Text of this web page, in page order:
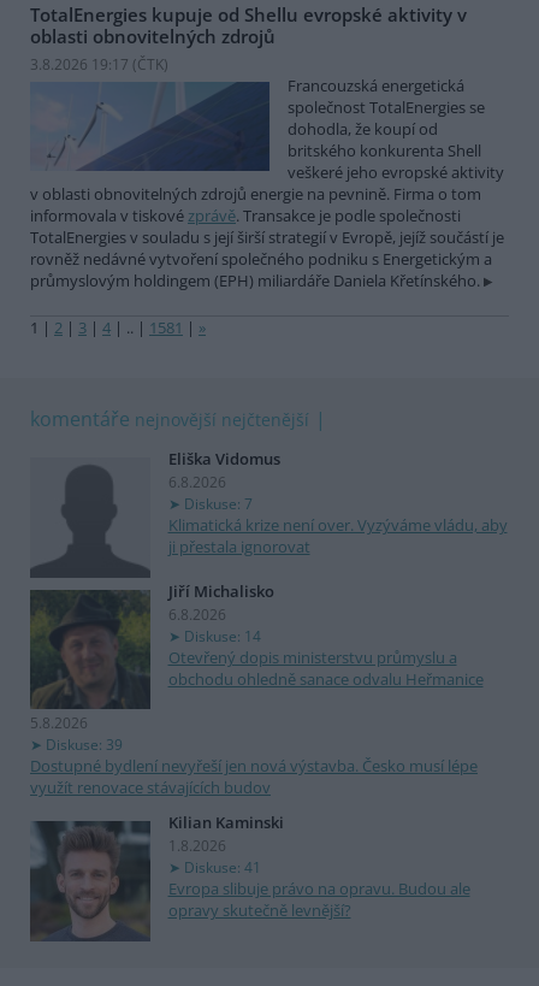
TotalEnergies kupuje od Shellu evropské aktivity v
oblasti obnovitelných zdrojů
3.8.2026 19:17 (ČTK)
Francouzská energetická
společnost TotalEnergies se
dohodla, že koupí od
britského konkurenta Shell
veškeré jeho evropské aktivity
v oblasti obnovitelných zdrojů energie na pevnině. Firma o tom
informovala v tiskovézprávě. Transakce je podle společnosti
TotalEnergies v souladu s její širší strategií v Evropě, jejíž součástí je
rovněž nedávné vytvoření společného podniku s Energetickým a
průmyslovým holdingem (EPH) miliardáře Daniela Křetínského.
1 | 2 | 3 | 4 | .. | 1581 | »
komentáře nejnovější nejčtenější
Eliška Vidomus
6.8.2026
Diskuse: 7
Klimatická krize není over. Vyzýváme vládu, aby
ji přestala ignorovat
Jiří Michalisko
6.8.2026
Diskuse: 14
Otevřený dopis ministerstvu průmyslu a
obchodu ohledně sanace odvalu Heřmanice
5.8.2026
Diskuse: 39
Dostupné bydlení nevyřeší jen nová výstavba. Česko musí lépe
využít renovace stávajících budov
Kilian Kaminski
1.8.2026
Diskuse: 41
Evropa slibuje právo na opravu. Budou ale
opravy skutečně levnější?